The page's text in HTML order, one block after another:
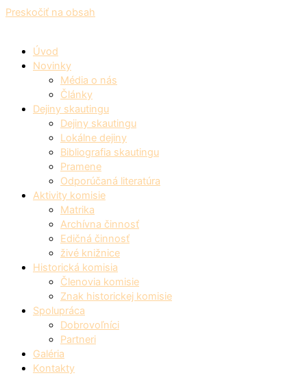
Preskočiť na obsah
Úvod
Novinky
Média o nás
Články
Dejiny skautingu
Dejiny skautingu
Lokálne dejiny
Bibliografia skautingu
Pramene
Odporúčaná literatúra
Aktivity komisie
Matrika
Archívna činnosť
Edičná činnosť
živé knižnice
Historická komisia
Členovia komisie
Znak historickej komisie
Spolupráca
Dobrovoľníci
Partneri
Galéria
Kontakty